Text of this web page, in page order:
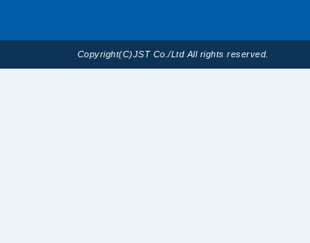
Copyright(C)JST Co./Ltd All rights reserved.